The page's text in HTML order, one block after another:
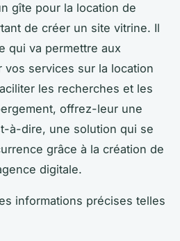
gîte pour la location de
de créer un site vitrine. Il
qui va permettre aux
services sur la location
les recherches et les
offrez-leur une
à-dire, une solution qui se
grâce à la création de
digitale.
informations précises telles